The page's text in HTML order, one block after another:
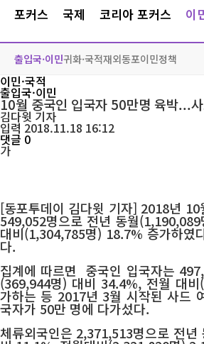
포커스 국제 코리아 포커스 이
출입국·이민귀화·국적재외동포이민정책
이민·국적
출입국·이민
10월 중국인 입국자 50만명 육박...
김다윗기자
입력 2018.11.18 16:12
댓글 0
가
[동포투데이 김다윗 기자] 2018년
549,052명으로 전년 동월
대비(1,304,785명) 18.7% 증가하였
다.
집계에 따르면 중국인 입국자는
(369,944명) 대비 34.4%, 전월 대
가하는 등 2017년 3월 시작된 사드
국자가 50만 명에 다가섰다.
체류외국인은 2,371,513명으로 전년